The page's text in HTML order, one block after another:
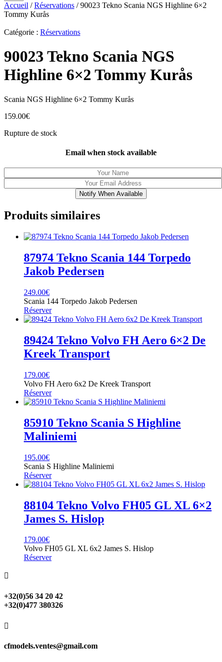
Accueil /Réservations / 90023 Tekno Scania NGS Highline 6×2
Tommy Kurås
Catégorie : Réservations
90023 Tekno Scania NGS
Highline 6×2 Tommy Kurås
Scania NGS Highline 6×2 Tommy Kurås
159.00€
Rupture de stock
Email when stock available
Notify When Available
Produits similaires
87974 Tekno Scania 144 Torpedo
Jakob Pedersen
249.00€
Scania 144 Torpedo Jakob Pedersen
Réserver
89424 Tekno Volvo FH Aero 6×2 De
Kreek Transport
179.00€
Volvo FH Aero 6x2 De Kreek Transport
Réserver
85910 Tekno Scania S Highline
Maliniemi
195.00€
Scania S Highline Maliniemi
Réserver
88104 Tekno Volvo FH05 GL XL 6×2
James S. Hislop
179.00€
Volvo FH05 GL XL 6x2 James S. Hislop
Réserver

+32(0)56 34 20 42
+32(0)477 380326

cfmodels.ventes@gmail.com